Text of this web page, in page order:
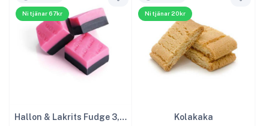
Ni tjänar 67kr
Hallon & Lakrits Fudge 3,2kg
Ni tjänar 20kr
Kolakaka